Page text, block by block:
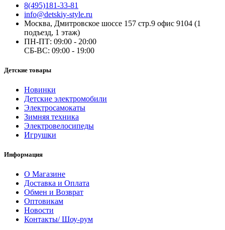
8(495)181-33-81
info@detskiy-style.ru
Москва, Дмитровское шоссе 157 стр.9 офис 9104 (1
подъезд, 1 этаж)
ПН-ПТ: 09:00 - 20:00
СБ-ВС: 09:00 - 19:00
Детские товары
Новинки
Детские электромобили
Электросамокаты
Зимняя техника
Электровелосипеды
Игрушки
Информация
О Магазине
Доставка и Оплата
Обмен и Возврат
Оптовикам
Новости
Контакты/ Шоу-рум